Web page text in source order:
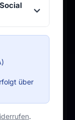
über
.